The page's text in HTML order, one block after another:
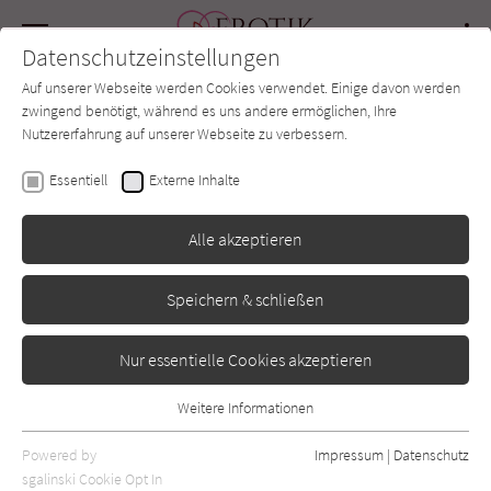
SUCHE Forum Charts Newsletter
Ava Reed
Witches of Deadly Sins
(Die Hexenerbe-Dilogie,
Band 1)
Erschienen: September 2025 0
Datenschutzeinstellungen
Auf unserer Webseite werden Cookies verwendet. Einige davon werden
zwingend benötigt, während es uns andere ermöglichen, Ihre
Nutzererfahrung auf unserer Webseite zu verbessern.
Essentiell Externe Inhalte
Alle akzeptieren
Speichern & schließen
Nur essentielle Cookies akzeptieren
Essentielle Cookies werden für grundlegende Funktionen der
Webseite benötigt. Dadurch ist gewährleistet, dass die Webseite
Weitere Informationen
Powered by
sgalinski Cookie Opt In
Impressum | Datenschutz